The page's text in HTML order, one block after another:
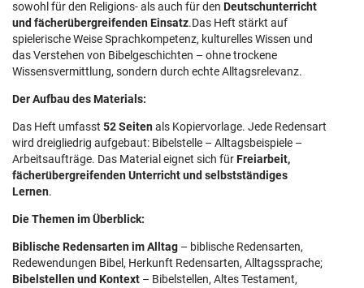
sowohl für den Religions- als auch für den Deutschunterricht
und fächerübergreifenden Einsatz.Das Heft stärkt auf
spielerische Weise Sprachkompetenz, kulturelles Wissen und
das Verstehen von Bibelgeschichten – ohne trockene
Wissensvermittlung, sondern durch echte Alltagsrelevanz.
Der Aufbau des Materials:
Das Heft umfasst 52 Seitenals Kopiervorlage. Jede Redensart
wird dreigliedrig aufgebaut: Bibelstelle – Alltagsbeispiele –
Arbeitsaufträge. Das Material eignet sich fürFreiarbeit,
fächerübergreifenden Unterricht und selbstständiges
Lernen.
Die Themen im Überblick:
Biblische Redensarten im Alltag – biblische Redensarten,
Redewendungen Bibel, Herkunft Redensarten, Alltagssprache;
Bibelstellen und Kontext – Bibelstellen, Altes Testament,